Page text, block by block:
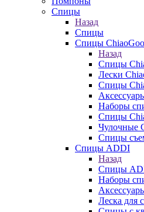
Спицы
Назад
Спицы
Спицы ChiaoGoo
Назад
Спицы
Лески
Cпицы
Наборы
Спицы
Чулочные
Спицы
Спицы ADDI
Назад
Спицы
Наборы
Леска для